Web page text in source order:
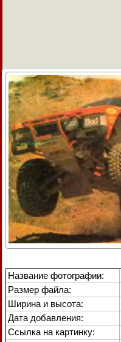
Название фотографии:
Размер файла:
Ширина и высота:
Дата добавления:
Ссылка на картинку: